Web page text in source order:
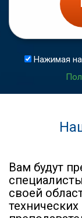
Нажимая
Вам будут
своей